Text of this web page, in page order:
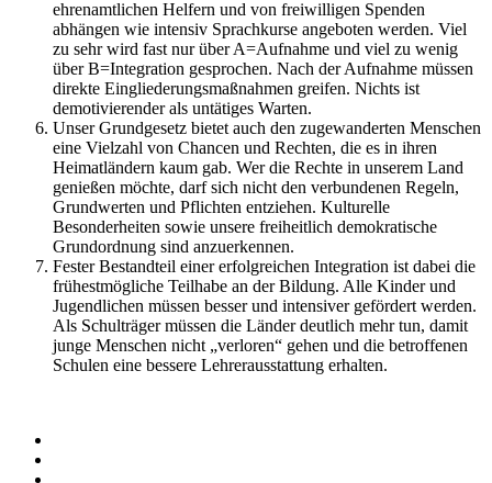
ehrenamtlichen Helfern und von freiwilligen Spenden
abhängen wie intensiv Sprachkurse angeboten werden. Viel
zu sehr wird fast nur über A=Aufnahme und viel zu wenig
über B=Integration gesprochen. Nach der Aufnahme müssen
direkte Eingliederungsmaßnahmen greifen. Nichts ist
demotivierender als untätiges Warten.
Unser Grundgesetz bietet auch den zugewanderten Menschen
eine Vielzahl von Chancen und Rechten, die es in ihren
Heimatländern kaum gab. Wer die Rechte in unserem Land
genießen möchte, darf sich nicht den verbundenen Regeln,
Grundwerten und Pflichten entziehen. Kulturelle
Besonderheiten sowie unsere freiheitlich demokratische
Grundordnung sind anzuerkennen.
Fester Bestandteil einer erfolgreichen Integration ist dabei die
frühestmögliche Teilhabe an der Bildung. Alle Kinder und
Jugendlichen müssen besser und intensiver gefördert werden.
Als Schulträger müssen die Länder deutlich mehr tun, damit
junge Menschen nicht „verloren“ gehen und die betroffenen
Schulen eine bessere Lehrerausstattung erhalten.